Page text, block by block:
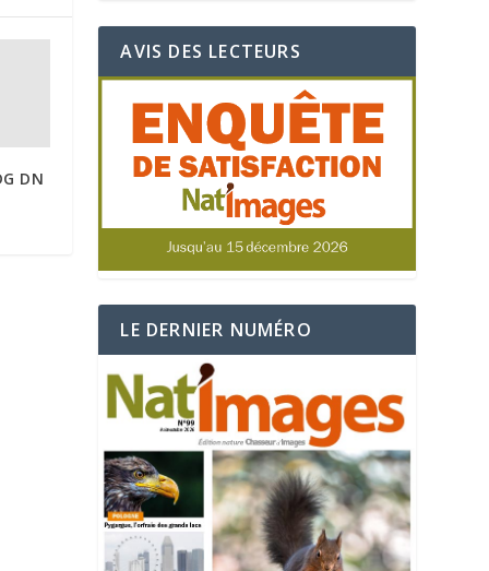
DN
AVIS DES LECTEURS
LE DERNIER NUMÉRO